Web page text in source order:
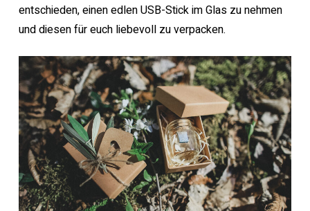
entschieden, einen edlen USB-Stick im Glas zu nehmen
und diesen für euch liebevoll zu verpacken.